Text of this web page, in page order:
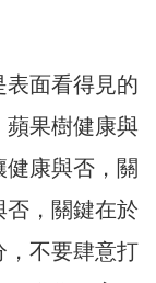
面看得見的
蘋果樹健康與
康與否，關
，關鍵在於
，不要肆意打